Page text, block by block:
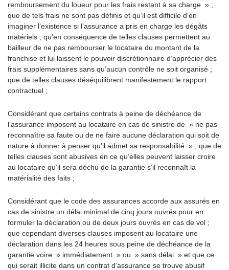
remboursement du loueur pour les frais restant à sa charge » ;
que de tels frais ne sont pas définis et qu’il est difficile d’en
imaginer l’existence si l’assurance a pris en charge les dégâts
matériels ; qu’en conséquence de telles clauses permettent au
bailleur de ne pas rembourser le locataire du montant de la
franchise et lui laissent le pouvoir discrétionnaire d’apprécier des
frais supplémentaires sans qu’aucun contrôle ne soit organisé ;
que de telles clauses déséquilibrent manifestement le rapport
contractuel ;
Considérant que certains contrats à peine de déchéance de
l’assurance imposent au locataire en cas de sinistre de » ne pas
reconnaître sa faute ou de ne faire aucune déclaration qui soit de
nature à donner à penser qu’il admet sa responsabilité » ; que de
telles clauses sont abusives en ce qu’elles peuvent laisser croire
au locataire qu’il sera déchu de la garantie s’il reconnaît la
matérialité des faits ;
Considérant que le code des assurances accorde aux assurés en
cas de sinistre un délai minimal de cinq jours ouvrés pour en
formuler la déclaration ou de deux jours ouvrés en cas de vol ;
que cependant diverses clauses imposent au locataire une
déclaration dans les 24 heures sous peine de déchéance de la
garantie voire » immédiatement » ou » sans délai » et que ce
qui serait illicite dans un contrat d’assurance se trouve abusif